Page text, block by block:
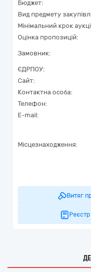
Бюджет:
Вид предмету
Мінімальний крок
Оцінка пропозицій:
Замовник:
ЄДРПОУ:
Сайт:
Контактна особа:
Телефон:
E-mail:
Місцезнаходження:
Витяг